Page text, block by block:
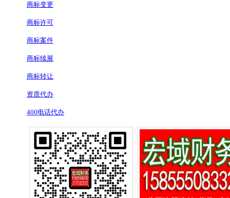
商标变更
商标许可
商标案件
商标续展
商标转让
资质代办
400电话代办